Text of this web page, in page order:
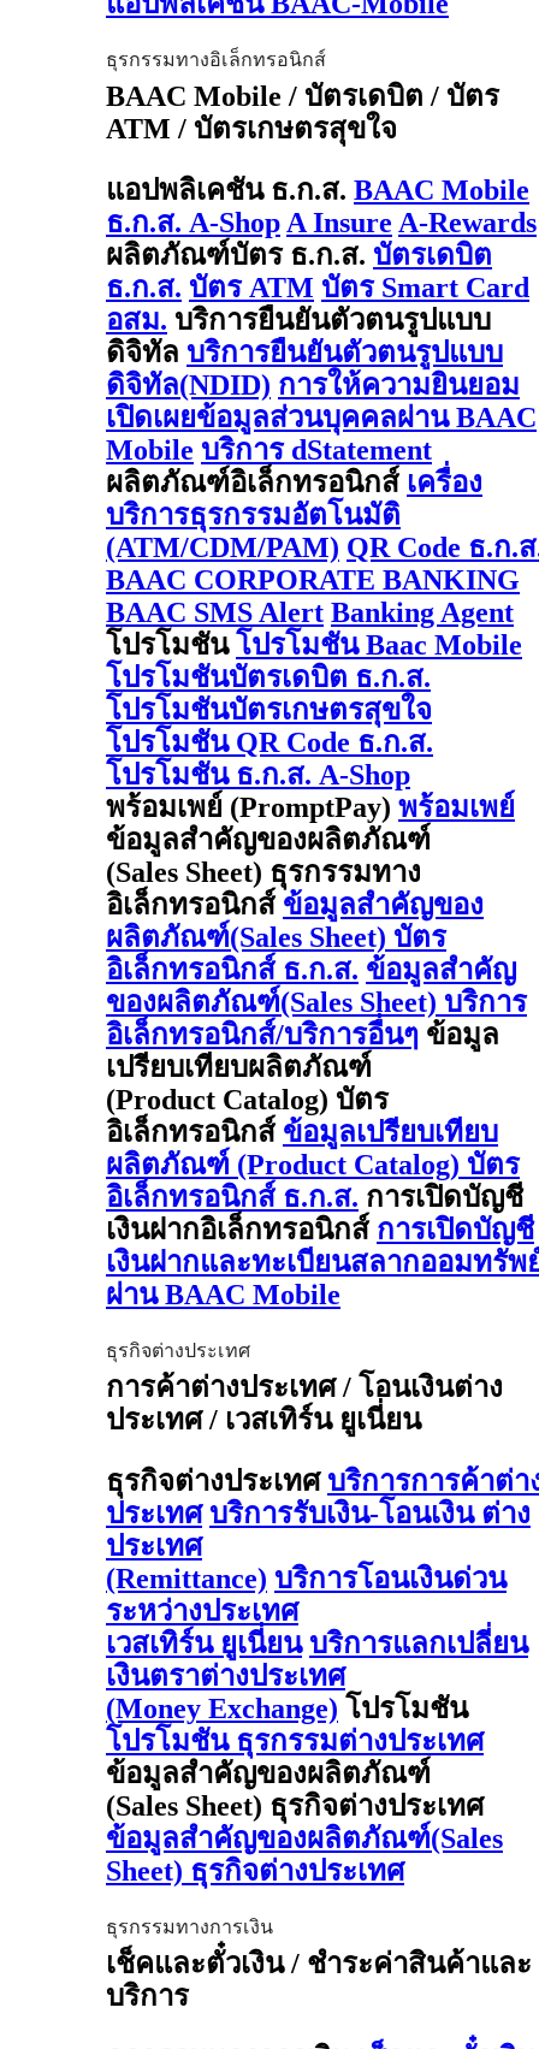
ธุรกรรมทางอิเล็กทรอนิกส์
BAAC Mobile / บัตรเดบิต / บัตร
ATM / บัตรเกษตรสุขใจ
แอปพลิเคชัน ธ.ก.ส. BAAC Mobile
ธ.ก.ส. A-Shop A Insure A-Rewards
ผลิตภัณฑ์บัตร ธ.ก.ส. บัตรเดบิต
ธ.ก.ส. บัตร ATM บัตร Smart Card
อสม. บริการยืนยันตัวตนรูปแบบ
ดิจิทัล บริการยืนยันตัวตนรูปแบบ
ดิจิทัล(NDID) การให้ความยินยอม
เปิดเผยข้อมูลส่วนบุคคลผ่าน BAAC
Mobile บริการ dStatement
ผลิตภัณฑ์อิเล็กทรอนิกส์ เครื่อง
บริการธุรกรรมอัตโนมัติ
(ATM/CDM/PAM) QR Code ธ.ก.
BAAC CORPORATE BANKING
BAAC SMS Alert Banking Agent
โปรโมชัน โปรโมชัน Baac Mobile
โปรโมชันบัตรเดบิต ธ.ก.ส.
โปรโมชันบัตรเกษตรสุขใจ
โปรโมชัน QR Code ธ.ก.ส.
โปรโมชัน ธ.ก.ส. A-Shop
พร้อมเพย์ (PromptPay) พร้อมเพย์
ข้อมูลสำคัญของผลิตภัณฑ์
(Sales Sheet) ธุรกรรมทาง
อิเล็กทรอนิกส์ ข้อมูลสำคัญของ
ผลิตภัณฑ์(Sales Sheet) บัตร
อิเล็กทรอนิกส์ ธ.ก.ส. ข้อมูลสำคัญ
ของผลิตภัณฑ์(Sales Sheet) บริการ
อิเล็กทรอนิกส์/บริการอื่นๆ ข้อมูล
เปรียบเทียบผลิตภัณฑ์
(Product Catalog) บัตร
อิเล็กทรอนิกส์ ข้อมูลเปรียบเทียบ
ผลิตภัณฑ์ (Product Catalog) บัตร
อิเล็กทรอนิกส์ ธ.ก.ส. การเปิดบัญชี
เงินฝากอิเล็กทรอนิกส์ การเปิดบัญชี
เงินฝากและทะเบียนสลากออมทรัพ
ผ่าน BAAC Mobile
ธุรกิจต่างประเทศ
การค้าต่างประเทศ / โอนเงินต่าง
ประเทศ / เวสเทิร์น ยูเนี่ยน
ธุรกิจต่างประเทศ บริการการค้าต่า
ประเทศ บริการรับเงิน-โอนเงิน ต่าง
ประเทศ
(Remittance) บริการโอนเงินด่วน
ระหว่างประเทศ
เวสเทิร์น ยูเนี่ยน บริการแลกเปลี่ยน
เงินตราต่างประเทศ
(Money Exchange) โปรโมชัน
โปรโมชัน ธุรกรรมต่างประเทศ
ข้อมูลสำคัญของผลิตภัณฑ์
(Sales Sheet) ธุรกิจต่างประเทศ
ข้อมูลสำคัญของผลิตภัณฑ์(Sales
Sheet) ธุรกิจต่างประเทศ
ธุรกรรมทางการเงิน
เช็คและตั๋วเงิน / ชำระค่าสินค้าและ
บริการ